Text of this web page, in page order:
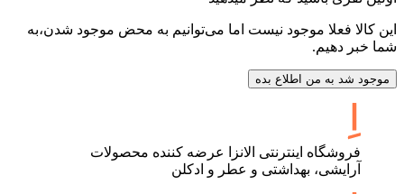
این کالا فعلا موجود نیست اما می‌توانیم به محض موجود شدن،به
شما خبر دهیم.
موجود شد به من اطلاع بده
فروشگاه اینترنتی الانزا عرضه کننده محصولات
آرایشی، بهداشتی و عطر و ادکلن